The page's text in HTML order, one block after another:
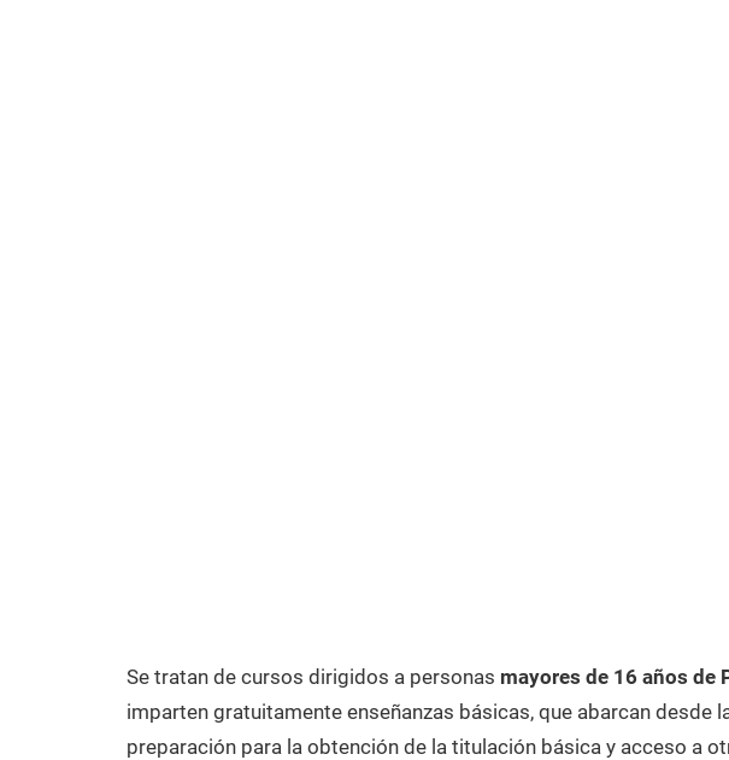
Se tratan de cursos dirigidos a personas mayores de 16 años de
imparten gratuitamente enseñanzas básicas, que abarcan desde
preparación para la obtención de la titulación básica y acceso a